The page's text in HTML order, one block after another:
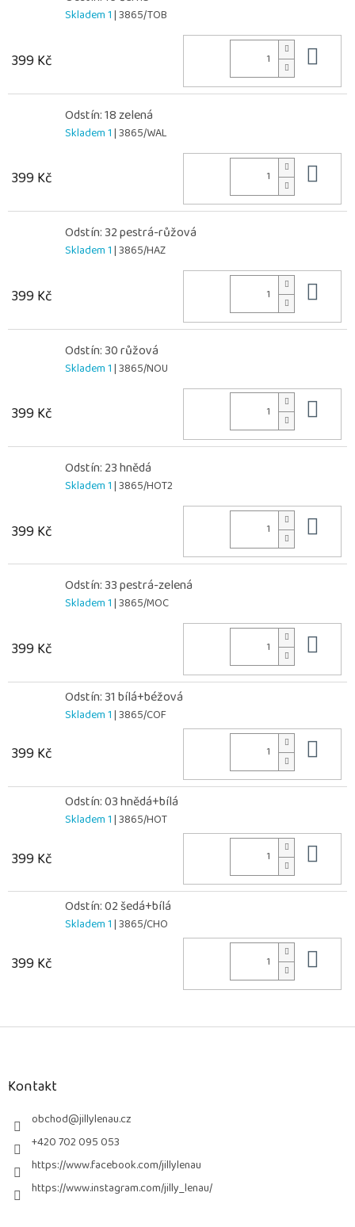
Skladem 1| 3865/TOB
399 Kč
Odstín: 18 zelená
Skladem 1| 3865/WAL
399 Kč
Odstín: 32 pestrá-růžová
Skladem 1| 3865/HAZ
399 Kč
Odstín: 30 růžová
Skladem 1| 3865/NOU
399 Kč
Odstín: 23 hnědá
Skladem 1| 3865/HOT2
399 Kč
Odstín: 33 pestrá-zelená
Skladem 1| 3865/MOC
399 Kč
Odstín: 31 bílá+béžová
Skladem 1| 3865/COF
399 Kč
Odstín: 03 hnědá+bílá
Skladem 1| 3865/HOT
399 Kč
Odstín: 02 šedá+bílá
Skladem 1| 3865/CHO
399 Kč
Z
Kontakt
obchod@jillylenau.cz
+420 702 095 053
https://www.facebook.com/jillylenau
https://www.instagram.com/jilly_lenau/